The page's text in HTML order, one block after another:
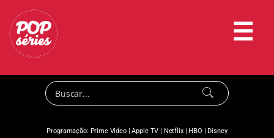
☰
Programação: Prime Video|Apple TV | Netflix|HBO |Disney